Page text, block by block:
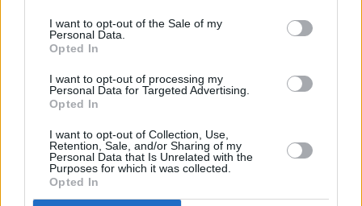
cualquier momento entrando de nuevo en este sitio web o
visitando nuestra política de privacidad.
I want to opt-out of the Sale of my
Personal Data.
Opted In
I want to opt-out of processing my
Personal Data for Targeted Advertising.
Opted In
I want to opt-out of Collection, Use,
Retention, Sale, and/or Sharing of my
Personal Data that Is Unrelated with the
Purposes for which it was collected.
Opted In